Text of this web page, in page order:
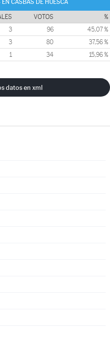
CASBAS DE HUESCA
VOTOS %
3 96 45,07 %
3 80 37,56 %
1 34 15,96 %
datos en xml